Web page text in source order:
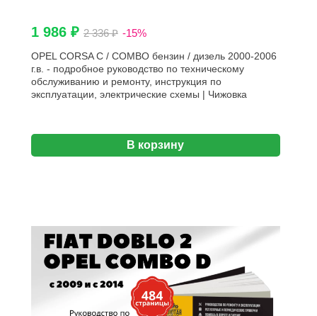
1 986 ₽ 2 336 ₽ -15%
OPEL CORSA C / COMBO бензин / дизель 2000-2006
г.в. - подробное руководство по техническому
обслуживанию и ремонту, инструкция по
эксплуатации, электрические схемы | Чижовка
В корзину